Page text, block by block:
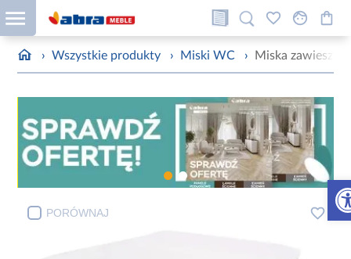
› Wszystkie produkty › Miski WC › Miska
PORÓWNAJ